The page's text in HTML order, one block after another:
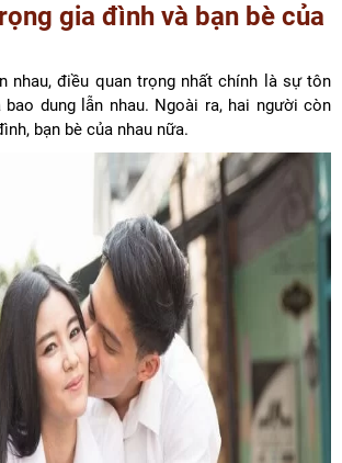
gia đình và bạn bè của
nhau, điều quan trọng nhất chính là sự tôn
bao dung lẫn nhau. Ngoài ra, hai người còn
bạn bè của nhau nữa.